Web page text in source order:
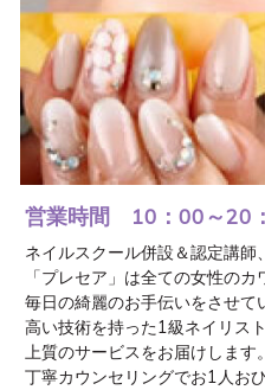
営業時間 10：00～20
ネイルスクール併設＆認定講師
「プレセア」は全ての女性のカ
毎日の綺麗のお手伝いをさせて
高い技術を持った1級ネイリス
上質のサービスをお届けします。
丁寧カウンセリングでお1人お